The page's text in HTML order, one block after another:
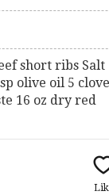
short ribs Salt
olive oil 5
16 oz dry red